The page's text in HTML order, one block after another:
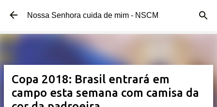
Pular para o conteúdo principal
Nossa Senhora cuida de mim - NSCM
Copa 2018: Brasil entrará em
campo esta semana com camisa da